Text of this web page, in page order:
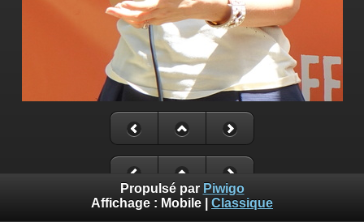
Propulsé par Piwigo
Affichage : Mobile Classique